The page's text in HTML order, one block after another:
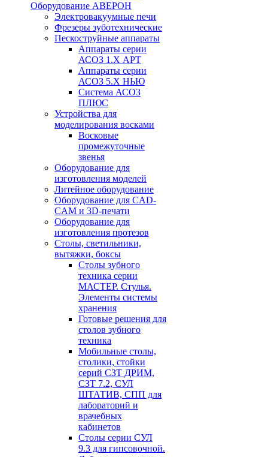
Оборудование АВЕРОН
Электровакуумные печи
Фрезеры зуботехнические
Пескоструйные аппараты
Аппараты серии
АСОЗ 1.Х АРТ
Аппараты серии
АСОЗ 5.Х НЬЮ
Система АСОЗ
ПЛЮС
Устройства для
моделирования восками
Восковые
промежуточные
звенья
Оборудование для
изготовления моделей
Литейное оборудование
Оборудование для CAD-
CAM и 3D-печати
Оборудование для
изготовления протезов
Cтолы, светильники,
вытяжки, боксы
Столы зубного
техника серии
МАСТЕР. Стулья.
Элементы системы
хранения
Готовые решения для
столов зубного
техника
Мобильные столы,
столики, стойки
серий СЗТ ДРИМ,
СЗТ 7.2, СУЛ
ШТАТИВ, СПП для
лабораторий и
врачебных
кабинетов
Столы серии СУЛ
9.3 для гипсовочной.